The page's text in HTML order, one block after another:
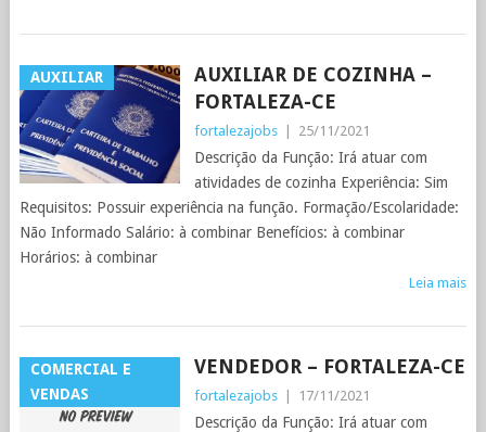
AUXILIAR
AUXILIAR DE COZINHA –
FORTALEZA-CE
fortalezajobs 25/11/2021
Descrição da Função: Irá atuar com
atividades de cozinha Experiência: Sim
Requisitos: Possuir experiência na função. Formação/Escolaridade:
Não Informado Salário: à combinar Benefícios: à combinar
Horários: à combinar
Leia mais
COMERCIAL E
VENDAS
VENDEDOR – FORTALEZA-CE
fortalezajobs 17/11/2021
Descrição da Função: Irá atuar com